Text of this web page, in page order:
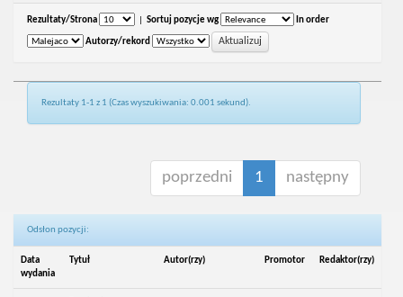
Rezultaty/Strona Sortuj pozycje wg In order
Autorzy/rekord
Rezultaty 1-1 z 1 (Czas wyszukiwania: 0.001 sekund).
poprzedni 1 następny
Odsłon pozycji:
Data
wydania
Tytuł Autor(rzy) Promotor Redaktor(rzy)